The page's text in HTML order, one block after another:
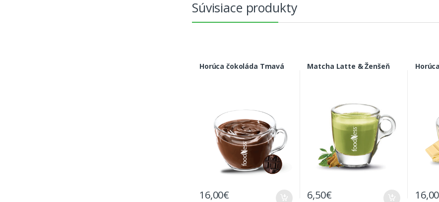
Súvisiace produkty
Horúca čokoláda Tmavá
16,00€
Matcha Latte & Ženšeň
6,50€ 16,00